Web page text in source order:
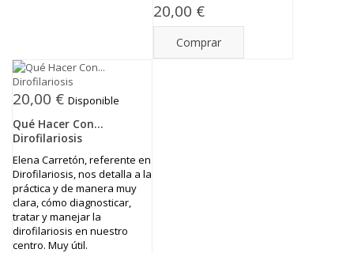
20,00 €
Comprar
20,00 € Disponible
Qué Hacer Con...
Dirofilariosis
Elena Carretón, referente en
Dirofilariosis, nos detalla a la
práctica y de manera muy
clara, cómo diagnosticar,
tratar y manejar la
dirofilariosis en nuestro
centro. Muy útil.